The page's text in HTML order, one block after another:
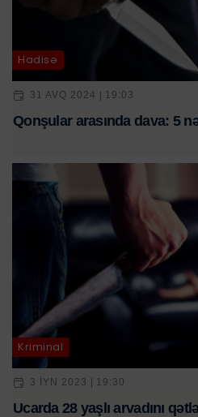
Hadisə
31 AVQ 2024 | 19:03
Qonşular arasında dava: 5
Kriminal
3 IYN 2023 | 19:30
Ucarda 28 yaşlı arvadını